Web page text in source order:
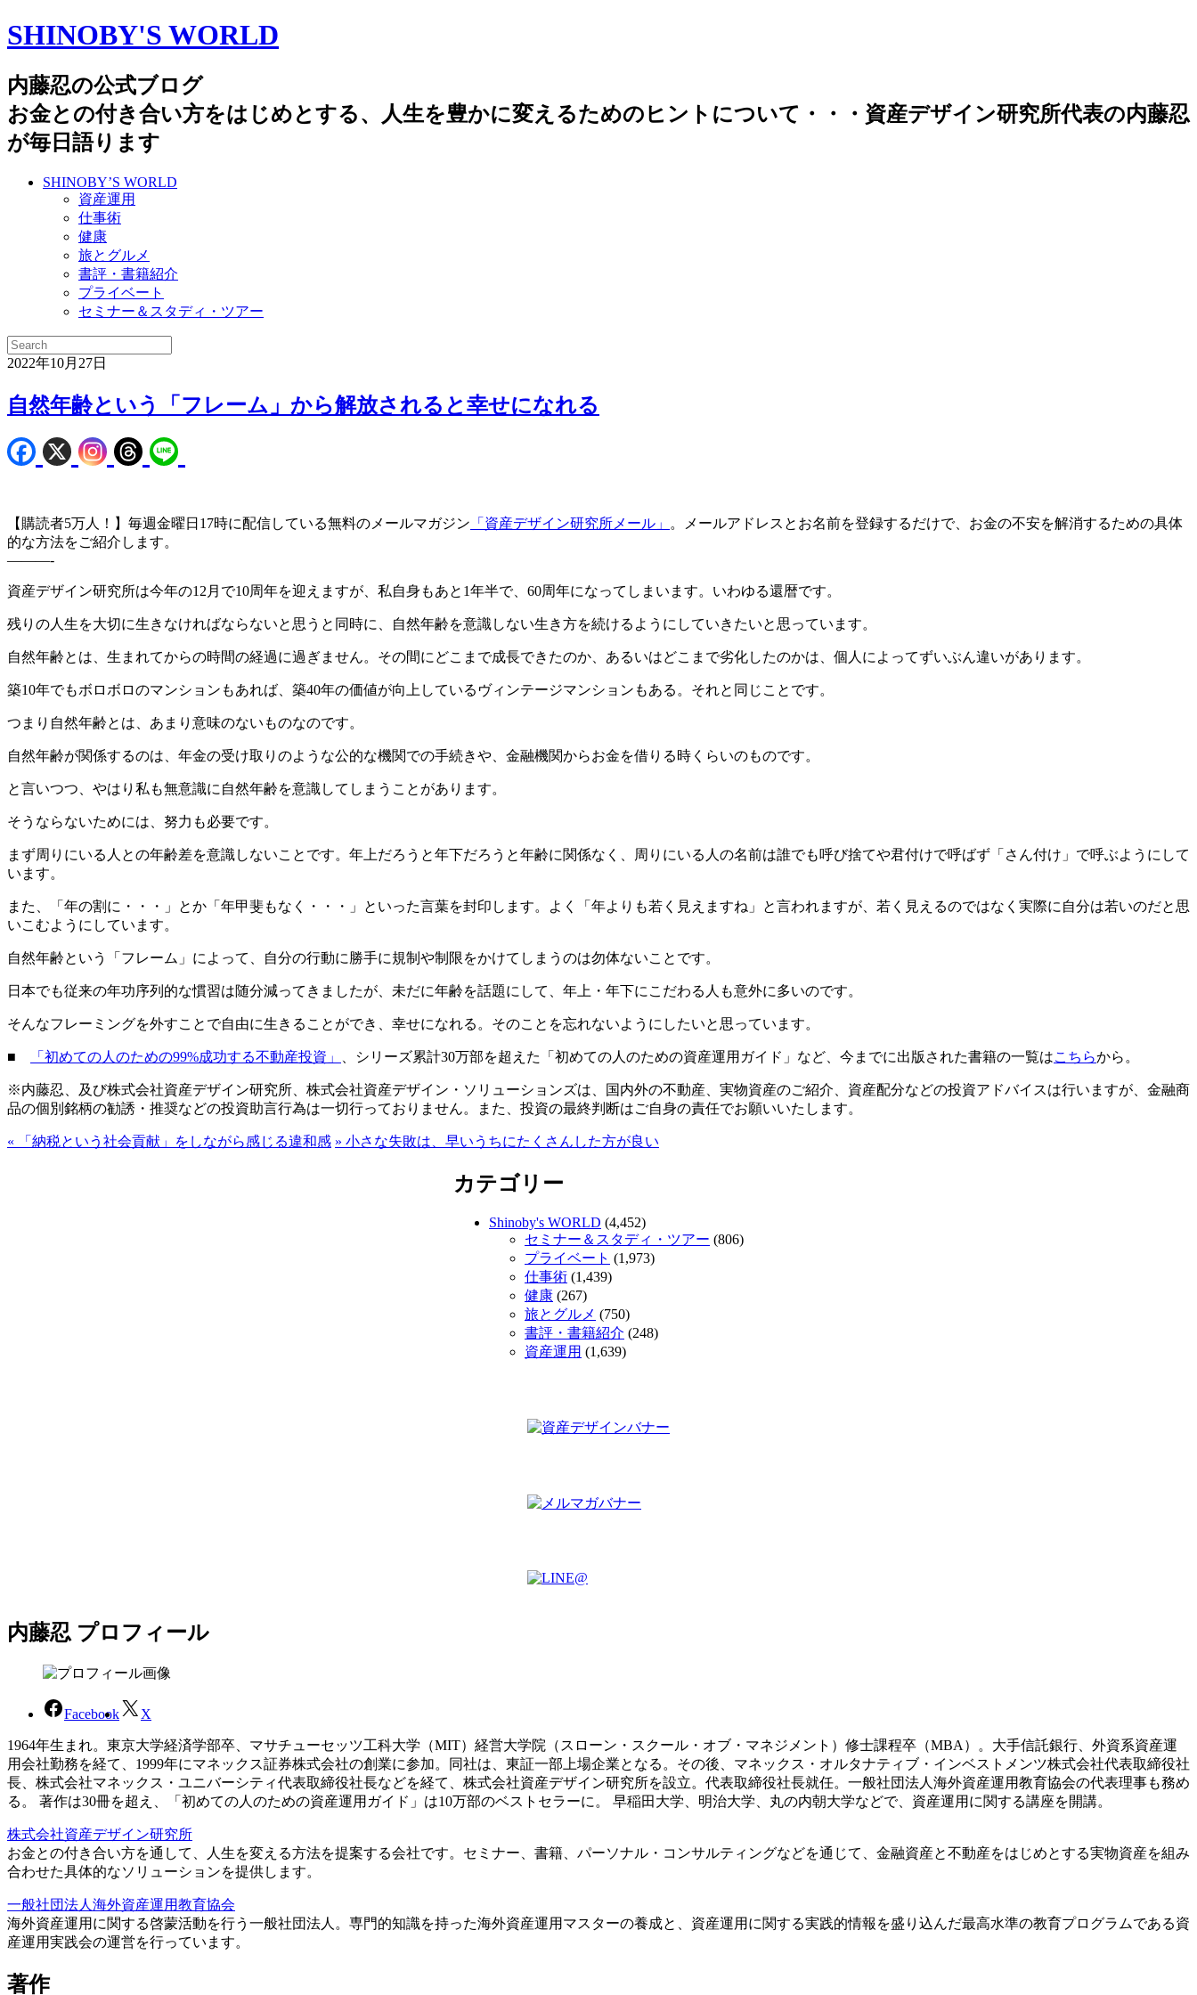
SHINOBY'S WORLD
内藤忍の公式ブログ
お金との付き合い方をはじめとする、人生を豊かに変えるためのヒントについて・・・資産デザイン研究所代表の内藤忍
が毎日語ります
SHINOBY’S WORLD
資産運用
仕事術
健康
旅とグルメ
書評・書籍紹介
プライベート
セミナー＆スタディ・ツアー
2022年10月27日
自然年齢という「フレーム」から解放されると幸せになれる
【購読者5万人！】毎週金曜日17時に配信している無料のメールマガジン 「資産デザイン研究所メール」
。メールアドレスとお名前を登録するだけで、お金の不安を解消するための具体
的な方法をご紹介します。
———-
資産デザイン研究所は今年の12月で10周年を迎えますが、私自身もあと1年半で、60周年になってしまいます。いわゆる還暦です。
残りの人生を大切に生きなければならないと思うと同時に、自然年齢を意識しない生き方を続けるようにしていきたいと思っています。
自然年齢とは、生まれてからの時間の経過に過ぎません。その間にどこまで成長できたのか、あるいはどこまで劣化したのかは、個人によってずいぶん違いがあります。
築10年でもボロボロのマンションもあれば、築40年の価値が向上しているヴィンテージマンションもある。それと同じことです。
つまり自然年齢とは、あまり意味のないものなのです。
自然年齢が関係するのは、年金の受け取りのような公的な機関での手続きや、金融機関からお金を借りる時くらいのものです。
と言いつつ、やはり私も無意識に自然年齢を意識してしまうことがあります。
そうならないためには、努力も必要です。
まず周りにいる人との年齢差を意識しないことです。年上だろうと年下だろうと年齢に関係なく、周りにいる人の名前は誰でも呼び捨てや君付けで呼ばず「さん付け」で呼ぶようにして
います。
また、「年の割に・・・」とか「年甲斐もなく・・・」といった言葉を封印します。よく「年よりも若く見えますね」と言われますが、若く見えるのではなく実際に自分は若いのだと思
いこむようにしています。
自然年齢という「フレーム」によって、自分の行動に勝手に規制や制限をかけてしまうのは勿体ないことです。
日本でも従来の年功序列的な慣習は随分減ってきましたが、未だに年齢を話題にして、年上・年下にこだわる人も意外に多いのです。
そんなフレーミングを外すことで自由に生きることができ、幸せになれる。そのことを忘れないようにしたいと思っています。
■ 「初めての人のための99%成功する不動産投資」 、シリーズ累計30万部を超えた「初めての人のための資産運用ガイド」など、今までに出版された書籍の一覧はこちらから。
※内藤忍、及び株式会社資産デザイン研究所、株式会社資産デザイン・ソリューションズは、国内外の不動産、実物資産のご紹介、資産配分などの投資アドバイスは行いますが、金融商
品の個別銘柄の勧誘・推奨などの投資助言行為は一切行っておりません。また、投資の最終判断はご自身の責任でお願いいたします。
« 「納税という社会貢献」をしながら感じる違和感 » 小さな失敗は、早いうちにたくさんした方が良い
カテゴリー
Shinoby's WORLD (4,452)
セミナー＆スタディ・ツアー (806)
プライベート (1,973)
仕事術 (1,439)
健康 (267)
旅とグルメ (750)
書評・書籍紹介 (248)
資産運用 (1,639)
内藤忍 プロフィール
Facebook X
1964年生まれ。東京大学経済学部卒、マサチューセッツ工科大学（MIT）経営大学院（スローン・スクール・オブ・マネジメント）修士課程卒（MBA）。大手信託銀行、外資系資産運
用会社勤務を経て、1999年にマネックス証券株式会社の創業に参加。同社は、東証一部上場企業となる。その後、マネックス・オルタナティブ・インベストメンツ株式会社代表取締役社
長、株式会社マネックス・ユニバーシティ代表取締役社長などを経て、株式会社資産デザイン研究所を設立。代表取締役社長就任。一般社団法人海外資産運用教育協会の代表理事も務め
る。 著作は30冊を超え、「初めての人のための資産運用ガイド」は10万部のベストセラーに。 早稲田大学、明治大学、丸の内朝大学などで、資産運用に関する講座を開講。
株式会社資産デザイン研究所
お金との付き合い方を通して、人生を変える方法を提案する会社です。セミナー、書籍、パーソナル・コンサルティングなどを通じて、金融資産と不動産をはじめとする実物資産を組み
合わせた具体的なソリューションを提供します。
一般社団法人海外資産運用教育協会
海外資産運用に関する啓蒙活動を行う一般社団法人。専門的知識を持った海外資産運用マスターの養成と、資産運用に関する実践的情報を盛り込んだ最高水準の教育プログラムである資
産運用実践会の運営を行っています。
著作